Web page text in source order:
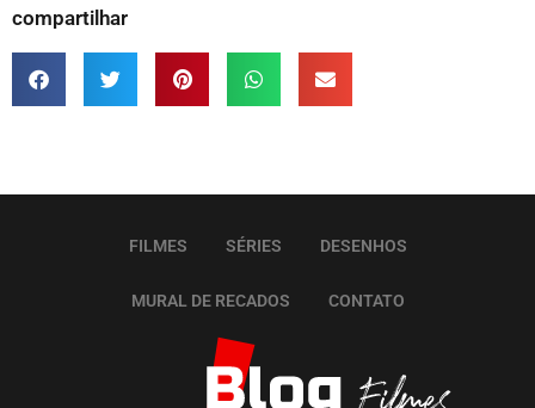
compartilhar
FILMES SÉRIES DESENHOS
MURAL DE RECADOS CONTATO